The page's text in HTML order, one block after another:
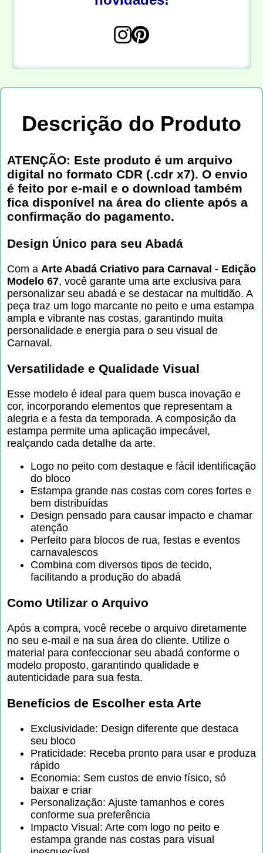
Descrição do Produto
ATENÇÃO: Este produto é um arquivo
digital no formato CDR (.cdr x7). O envio
é feito por e-mail e o download também
fica disponível na área do cliente após a
confirmação do pagamento.
Design Único para seu Abadá
Com a Arte Abadá Criativo para Carnaval - Edição
Modelo 67, você garante uma arte exclusiva para
personalizar seu abadá e se destacar na multidão. A
peça traz um logo marcante no peito e uma estampa
ampla e vibrante nas costas, garantindo muita
personalidade e energia para o seu visual de
Carnaval.
Versatilidade e Qualidade Visual
Esse modelo é ideal para quem busca inovação e
cor, incorporando elementos que representam a
alegria e a festa da temporada. A composição da
estampa permite uma aplicação impecável,
realçando cada detalhe da arte.
Logo no peito com destaque e fácil identificação
do bloco
Estampa grande nas costas com cores fortes e
bem distribuídas
Design pensado para causar impacto e chamar
atenção
Perfeito para blocos de rua, festas e eventos
carnavalescos
Combina com diversos tipos de tecido,
facilitando a produção do abadá
Como Utilizar o Arquivo
Após a compra, você recebe o arquivo diretamente
no seu e-mail e na sua área do cliente. Utilize o
material para confeccionar seu abadá conforme o
modelo proposto, garantindo qualidade e
autenticidade para sua festa.
Benefícios de Escolher esta Arte
Exclusividade: Design diferente que destaca
seu bloco
Praticidade: Receba pronto para usar e produza
rápido
Economia: Sem custos de envio físico, só
baixar e criar
Personalização: Ajuste tamanhos e cores
conforme sua preferência
Impacto Visual: Arte com logo no peito e
estampa grande nas costas para visual